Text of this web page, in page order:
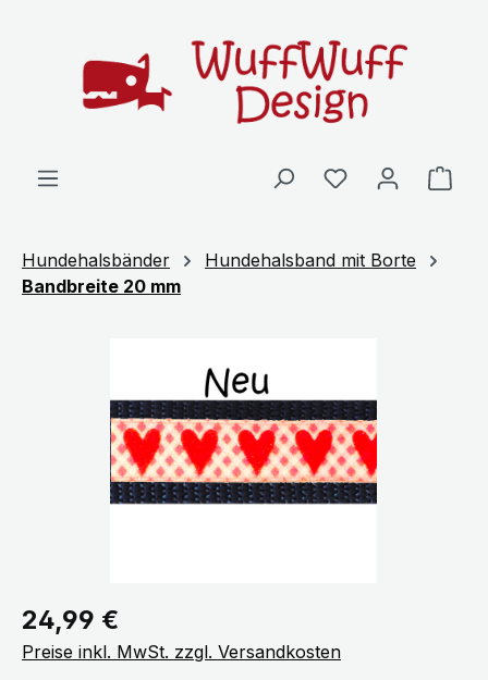
Hundehalsbänder
Hundehalsband mit Borte
Bandbreite 20 mm
Regulärer Preis:
24,99 €
Preise inkl. MwSt. zzgl. Versandkosten